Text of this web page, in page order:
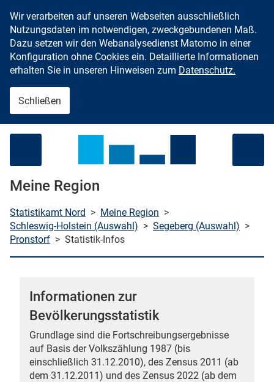
Zum Inhalt springen
Wir verarbeiten auf unseren Webseiten ausschließlich
Nutzungsdaten im notwendigen, zweckgebundenen Maß.
Dazu setzen wir den Webanalysedienst Matomo in einer
Konfiguration ohne Cookies ein. Detaillierte Informationen
erhalten Sie in unseren Hinweisen zum Datenschutz.
Schließen
Meine Region
Statistikamt Nord > Meine Region >
Schleswig-Holstein (Auswahl) > Segeberg (Auswahl) >
Pronstorf > Statistik-Infos
Informationen zur
Bevölkerungsstatistik
Grundlage sind die Fortschreibungsergebnisse
auf Basis der Volkszählung 1987 (bis
einschließlich 31.12.2010), des Zensus 2011 (ab
dem 31.12.2011) und des Zensus 2022 (ab dem